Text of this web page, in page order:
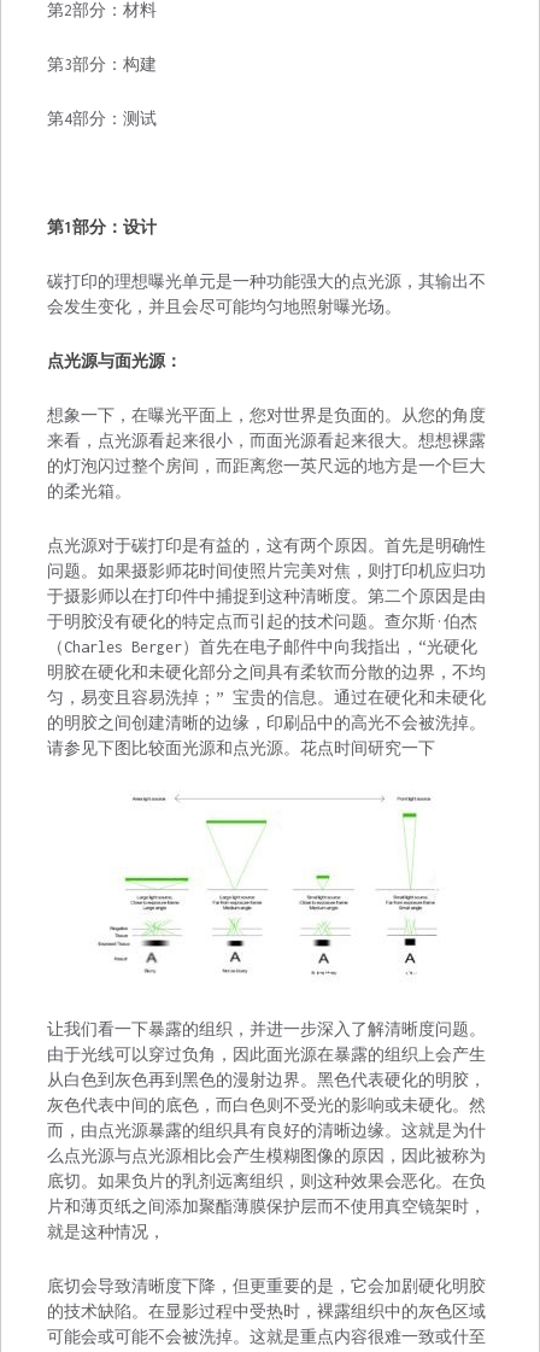
第2部分：材料
第3部分：构建
第4部分：测试
第1部分：设计
碳打印的理想曝光单元是一种功能强大的点光源，其输出不
会发生变化，并且会尽可能均匀地照射曝光场。
点光源与面光源：
想象一下，在曝光平面上，您对世界是负面的。从您的角度
来看，点光源看起来很小，而面光源看起来很大。想想裸露
的灯泡闪过整个房间，而距离您一英尺远的地方是一个巨大
的柔光箱。
点光源对于碳打印是有益的，这有两个原因。首先是明确性
问题。如果摄影师花时间使照片完美对焦，则打印机应归功
于摄影师以在打印件中捕捉到这种清晰度。第二个原因是由
于明胶没有硬化的特定点而引起的技术问题。查尔斯·伯杰
（Charles Berger）首先在电子邮件中向我指出，“光硬化
明胶在硬化和未硬化部分之间具有柔软而分散的边界，不均
匀，易变且容易洗掉；” 宝贵的信息。通过在硬化和未硬化
的明胶之间创建清晰的边缘，印刷品中的高光不会被洗掉。
请参见下图比较面光源和点光源。花点时间研究一下
让我们看一下暴露的组织，并进一步深入了解清晰度问题。
由于光线可以穿过负角，因此面光源在暴露的组织上会产生
从白色到灰色再到黑色的漫射边界。黑色代表硬化的明胶，
灰色代表中间的底色，而白色则不受光的影响或未硬化。然
而，由点光源暴露的组织具有良好的清晰边缘。这就是为什
么点光源与点光源相比会产生模糊图像的原因，因此被称为
底切。如果负片的乳剂远离组织，则这种效果会恶化。在负
片和薄页纸之间添加聚酯薄膜保护层而不使用真空镜架时，
就是这种情况，
底切会导致清晰度下降，但更重要的是，它会加剧硬化明胶
的技术缺陷。在显影过程中受热时，裸露组织中的灰色区域
可能会或可能不会被洗掉。这就是重点内容很难一致或什至